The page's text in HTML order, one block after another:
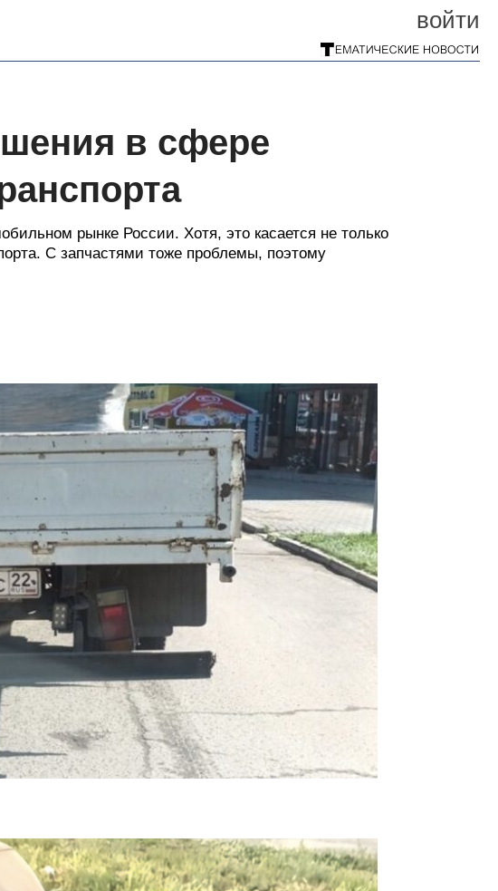
войти
в сфере
рынке России. Хотя, это касается не только
С запчастями тоже проблемы, поэтому